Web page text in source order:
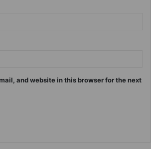
and website in this browser for the next